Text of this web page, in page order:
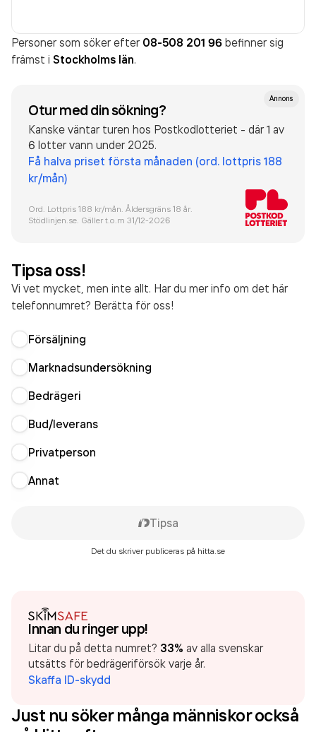
Personer som söker efter 08-508 201 96 befinner sig
främst i Stockholms län.
Annons
Otur med din sökning?
Kanske väntar turen hos Postkodlotteriet - där 1 av
6 lotter vann under 2025.
Få halva priset första månaden (ord. lottpris 188
kr/mån)
Ord. Lottpris 188 kr/mån. Åldersgräns 18 år.
Stödlinjen.se. Gäller t.o.m 31/12-2026
Tipsa oss!
Vi vet mycket, men inte allt. Har du mer info om det här
telefonnumret? Berätta för oss!
Försäljning
Marknadsundersökning
Bedrägeri
Bud/leverans
Privatperson
Annat
Tipsa
Det du skriver publiceras på hitta.se
Innan du ringer upp!
Litar du på detta numret? 33% av alla svenskar
utsätts för bedrägeriförsök varje år.
Skaffa ID-skydd
Just nu söker många människor också